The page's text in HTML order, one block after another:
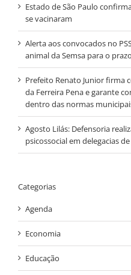
Estado de São Paulo
se vacinaram
Alerta aos convocados no
animal da Semsa para o
Prefeito Renato Junior firma
da Ferreira Pena e garante
dentro das normas
Agosto Lilás: Defensoria
psicossocial em delegacias
Categorias
Agenda
Economia
Educação